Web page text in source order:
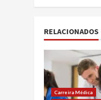
RELACIONADOS
Carreira Médica